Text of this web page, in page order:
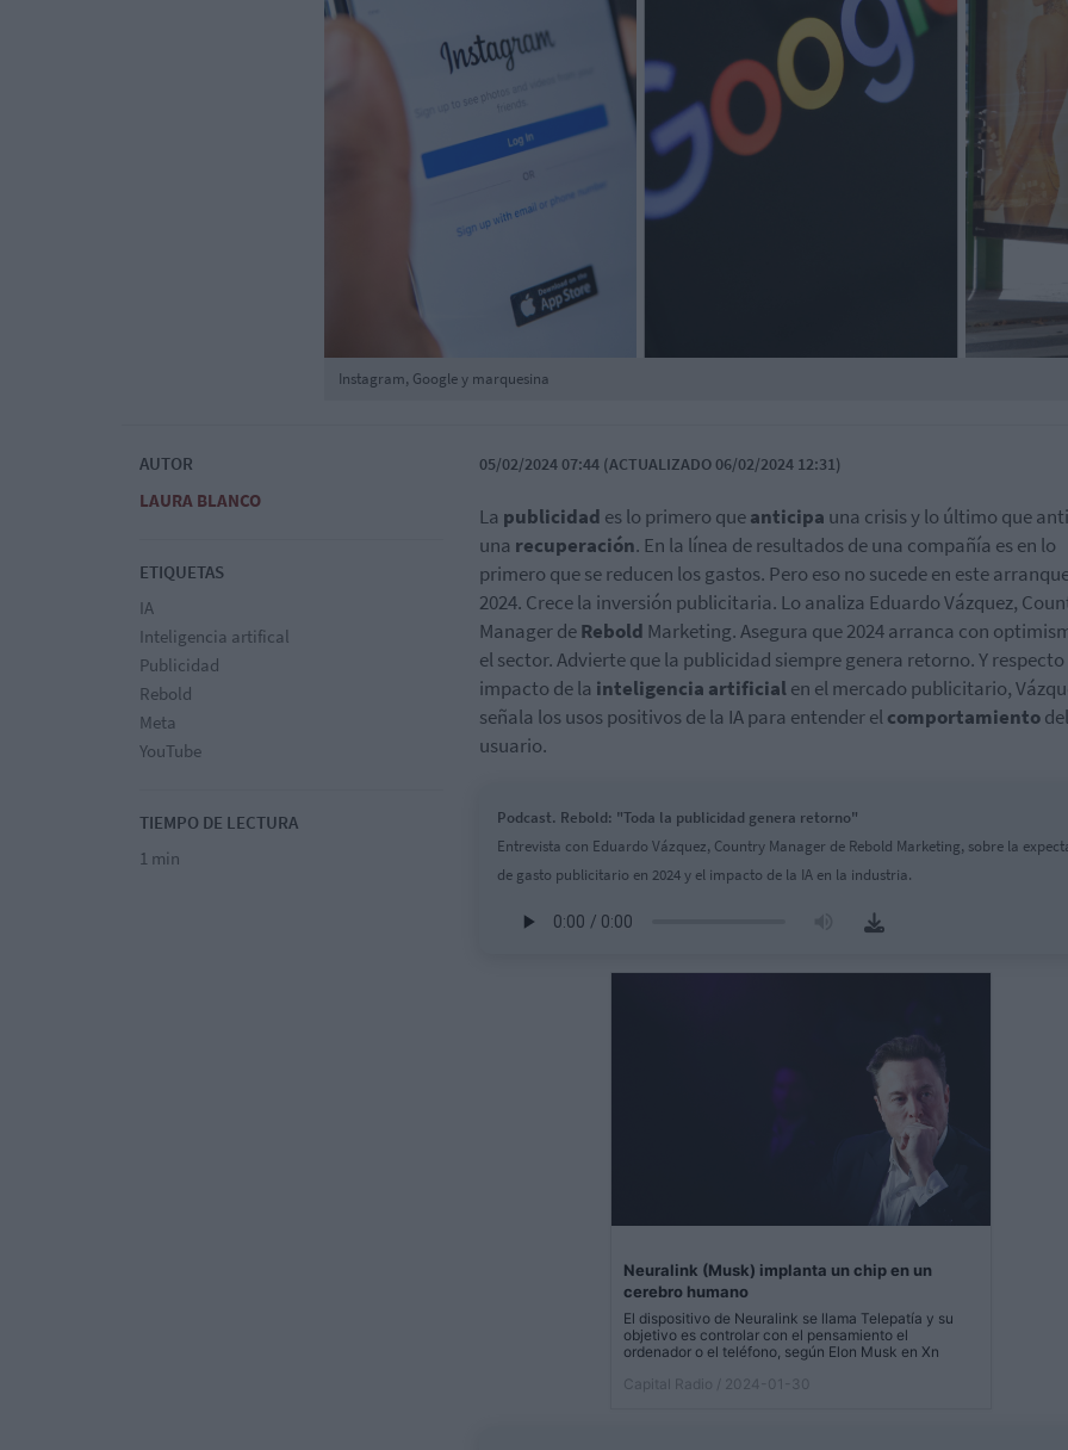
Instagram, Google y marquesina
AUTOR
LAURA BLANCO
ETIQUETAS
IA
Inteligencia artifical
Publicidad
Rebold
Meta
YouTube
TIEMPO DE LECTURA
1 min
05/02/2024 07:44 (ACTUALIZADO 06/02/2024 12:31)
La publicidad es lo primero queanticipa una crisis y lo último que
una recuperación. En la línea de resultados de una compañía es en lo
primero que se reducen los gastos. Pero eso no sucede en este
2024. Crece la inversión publicitaria. Lo analiza Eduardo Vázquez,
Manager deRebold Marketing. Asegura que 2024 arranca con
el sector. Advierte que la publicidad siempre genera retorno. Y
impacto de la inteligencia artificialen el mercado publicitario,
señala los usos positivos de la IA para entender elcomportamientodel
usuario.
Podcast. Rebold: "Toda la publicidad genera retorno"
Entrevista con Eduardo Vázquez, Country Manager de Rebold Marketing, sobre la
de gasto publicitario en 2024 y el impacto de la IA en la industria.
Neuralink (Musk) implanta un chip en un
cerebro humano
El dispositivo de Neuralink se llama Telepatía y su
objetivo es controlar con el pensamiento el
ordenador o el teléfono, según Elon Musk en Xn
Capital Radio
/ 2024-01-30